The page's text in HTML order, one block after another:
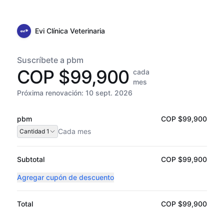
Evi Clínica Veterinaria
Suscríbete a pbm
COP $99,900 cada
mes
Próxima renovación: 10 sept. 2026
pbm
Cantidad 1 Cada mes
COP $99,900
Subtotal COP $99,900
Agregar cupón de descuento
Total COP $99,900